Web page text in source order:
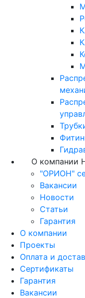
О компании
"ОРИОН"
Вакансии
Новости
Статьи
Гарантия
О компании
Проекты
Оплата и
Сертификаты
Гарантия
Вакансии